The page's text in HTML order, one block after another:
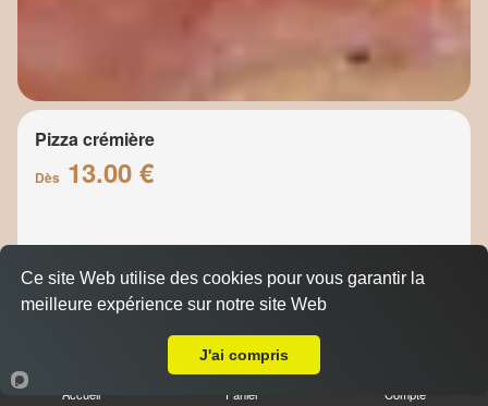
Pizza crémière
Dès 13.00 €
crème, emmental
Accueil Panier Compte
Ce site Web utilise des cookies pour vous garantir la
meilleure expérience sur notre site Web
J'ai compris